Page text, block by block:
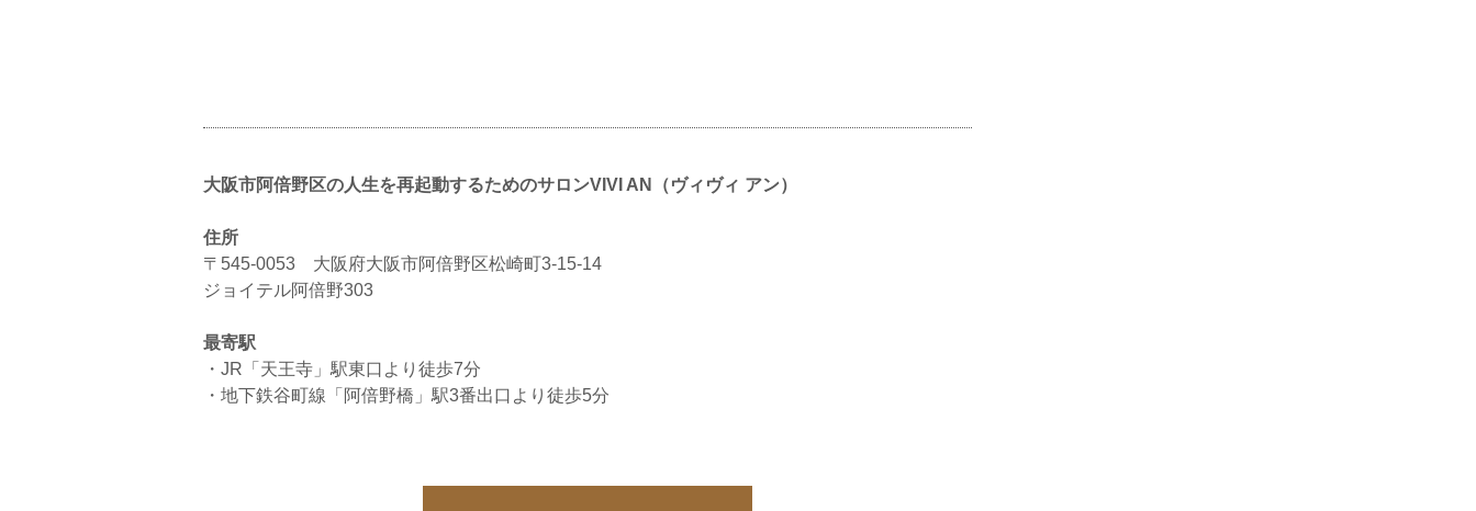
大阪市阿倍野区の人生を再起動するためのサロンVIVI AN（ヴィヴィ アン）
住所
〒545-0053 大阪府大阪市阿倍野区松崎町3-15-14
ジョイテル阿倍野303
最寄駅
・JR「天王寺」駅東口より徒歩7分
・地下鉄谷町線「阿倍野橋」駅3番出口より徒歩5分